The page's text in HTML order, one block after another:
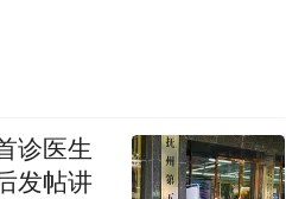
储空间服务。
(including the videos,
any) is uploaded and posted
诊医生
发帖讲